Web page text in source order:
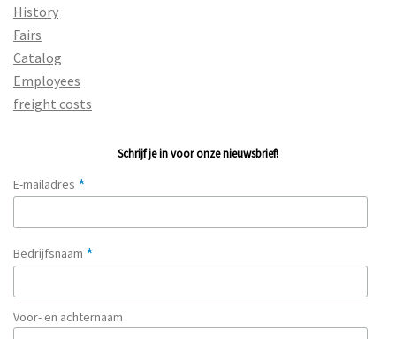
History
Fairs
Catalog
Employees
freight costs
Schrijf je in voor onze nieuwsbrief!
E-mailadres *
Bedrijfsnaam *
Voor- en achternaam